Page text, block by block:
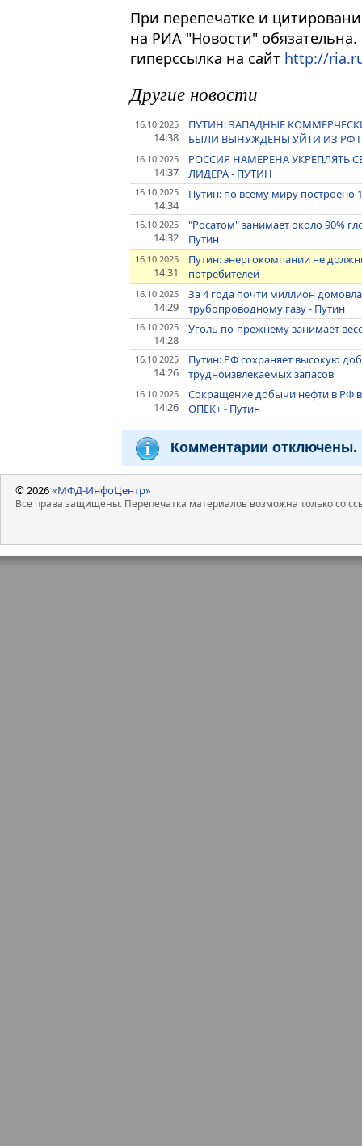
При перепечатке и
на РИА "Новости"
гиперссылка на сайт http://
Другие новости
16.10.2025
14:38
ПУТИН: ЗАПАДНЫЕ
БЫЛИ ВЫНУЖДЕНЫ УЙТИ ИЗ РФ
16.10.2025
14:37
РОССИЯ НАМЕРЕНА УКРЕПЛЯТЬ
ЛИДЕРА - ПУТИН
16.10.2025
14:34
Путин: по всему миру построено
16.10.2025
14:32
"Росатом" занимает около 90%
Путин
16.10.2025
14:31
Путин: энергокомпании не
потребителей
16.10.2025
14:29
За 4 года почти миллион
трубопроводному газу - Путин
16.10.2025
14:28
Уголь по-прежнему занимает
16.10.2025
14:26
Путин: РФ сохраняет высокую
трудноизвлекаемых запасов
16.10.2025
14:26
Сокращение добычи нефти в РФ в
ОПЕК+ - Путин
Комментарии отключены.
© 2026«МФД-ИнфоЦентр»
Все права защищены. Перепечатка материалов возможна только со